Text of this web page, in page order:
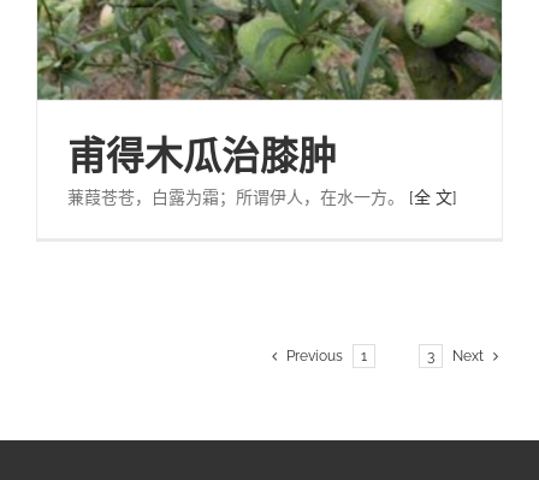
甫得木瓜治膝肿
蒹葭苍苍，白露为霜；所谓伊人，在水一方。 [全 文]
Previous 1 3 Next